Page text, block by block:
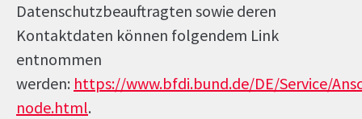
Datenschutzbeauftragten sowie deren
Kontaktdaten können folgendem Link
entnommen
werden: https://www.bfdi.bund.de/DE/Service/
node.html.